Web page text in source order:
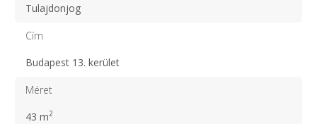
Tulajdonjog
Cím
Budapest 13. kerület
Méret
43 m2